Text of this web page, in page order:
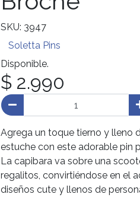
SKU: 3947
Soletta Pins
Disponible.
$ 2.990
Agrega un toque tierno y lleno
estuche con este adorable pin
La capibara va sobre una
regalitos, convirtiéndose en el
diseños cute y llenos de